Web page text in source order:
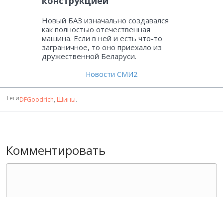
Новый БАЗ изначально создавался
как полностью отечественная
машина. Если в ней и есть что-то
заграничное, то оно приехало из
дружественной Беларуси.
Новости СМИ2
ТегиDFGoodrich, Шины.
Комментировать